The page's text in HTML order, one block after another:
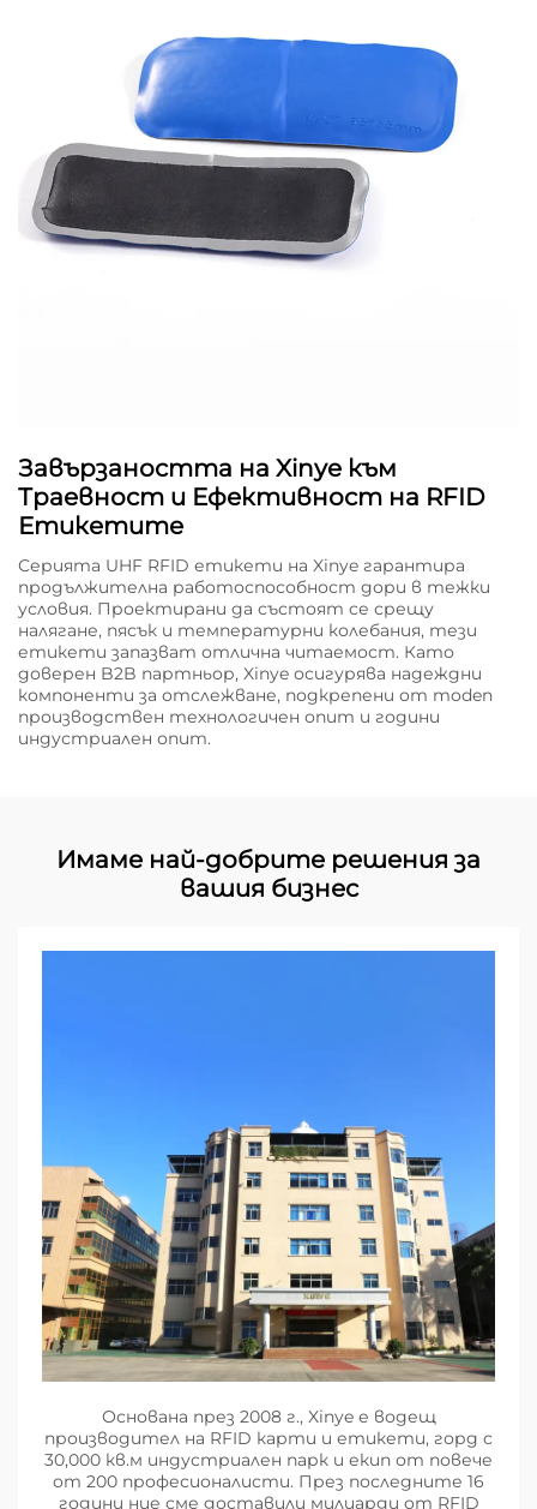
Завързаността на Xinye към
Траевност и Ефективност на RFID
Етикетите
Серията UHF RFID етикети на Xinye гарантира
продължителна работоспособност дори в тежки
условия. Проектирани да състоят се срещу
налягане, пясък и температурни колебания, тези
етикети запазват отлична читаемост. Като
доверен B2B партньор, Xinye осигурява надеждни
компоненти за отслежване, подкрепени от moden
производствен технологичен опит и години
индустриален опит.
Имаме най-добрите решения за
вашия бизнес
Основана през 2008 г., Xinye е водещ
производител на RFID карти и етикети, горд с
30,000 кв.м индустриален парк и екип от повече
от 200 професионалисти. През последните 16
години ние сме доставили милиарди от RFID